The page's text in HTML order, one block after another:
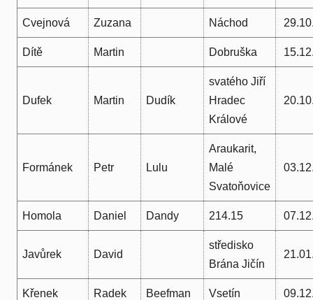
Cvejnová Zuzana Náchod
Dítě Martin Dobruška
Dufek Martin Dudík
svatého Jiří
Hradec
Králové
Formánek Petr Lulu
Araukarit,
Malé
Svatoňovice
Homola Daniel Dandy 214.15
Javůrek David
středisko
Brána Jičín
Křenek Radek Beefman Vsetín